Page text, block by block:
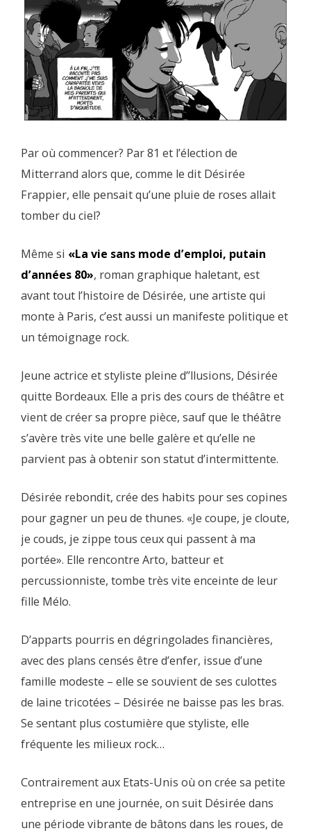
Par où commencer? Par 81 et l’élection de
Mitterrand alors que, comme le dit Désirée
Frappier, elle pensait qu’une pluie de roses allait
tomber du ciel?
Même si «La vie sans mode d’emploi, putain
d’années 80», roman graphique haletant, est
avant tout l’histoire de Désirée, une artiste qui
monte à Paris, c’est aussi un manifeste politique et
un témoignage rock.
Jeune actrice et styliste pleine d’’llusions, Désirée
quitte Bordeaux. Elle a pris des cours de théâtre et
vient de créer sa propre pièce, sauf que le théâtre
s’avère très vite une belle galère et qu’elle ne
parvient pas à obtenir son statut d’intermittente.
Désirée rebondit, crée des habits pour ses copines
pour gagner un peu de thunes. «Je coupe, je cloute,
je couds, je zippe tous ceux qui passent à ma
portée». Elle rencontre Arto, batteur et
percussionniste, tombe très vite enceinte de leur
fille Mélo.
D’apparts pourris en dégringolades financières,
avec des plans censés être d’enfer, issue d’une
famille modeste – elle se souvient de ses culottes
de laine tricotées – Désirée ne baisse pas les bras.
Se sentant plus costumière que styliste, elle
fréquente les milieux rock…
Contrairement aux Etats-Unis où on crée sa petite
entreprise en une journée, on suit Désirée dans
une période vibrante de bâtons dans les roues, de